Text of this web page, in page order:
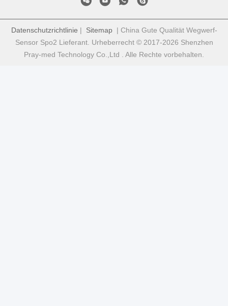
Datenschutzrichtlinie | Sitemap| China Gute Qualität Wegwerf-
Sensor Spo2 Lieferant. Urheberrecht © 2017-2026 Shenzhen
Pray-med Technology Co.,Ltd . Alle Rechte vorbehalten.